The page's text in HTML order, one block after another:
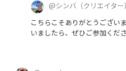
@シンバ （クリエイター）
こちらこそありがとうござい
いましたら、ぜひご参加くだ